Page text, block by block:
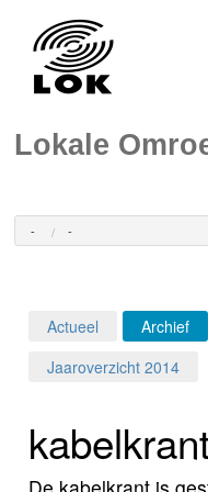
Lokale
- -
Programma's
Actueel Archief
Jaaroverzicht 2014